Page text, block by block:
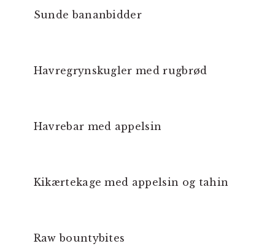
Sunde bananbidder
Havregrynskugler med rugbrød
Havrebar med appelsin
Kikærtekage med appelsin og tahin
Raw bountybites